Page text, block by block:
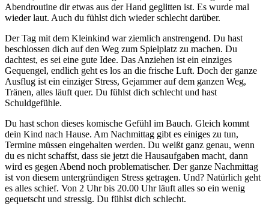
Abendroutine dir etwas aus der Hand geglitten ist. Es wurde mal
wieder laut. Auch du fühlst dich wieder schlecht darüber.
Der Tag mit dem Kleinkind war ziemlich anstrengend. Du hast
beschlossen dich auf den Weg zum Spielplatz zu machen. Du
dachtest, es sei eine gute Idee. Das Anziehen ist ein einziges
Gequengel, endlich geht es los an die frische Luft. Doch der ganze
Ausflug ist ein einziger Stress, Gejammer auf dem ganzen Weg,
Tränen, alles läuft quer. Du fühlst dich schlecht und hast
Schuldgefühle.
Du hast schon dieses komische Gefühl im Bauch. Gleich kommt
dein Kind nach Hause. Am Nachmittag gibt es einiges zu tun,
Termine müssen eingehalten werden. Du weißt ganz genau, wenn
du es nicht schaffst, dass sie jetzt die Hausaufgaben macht, dann
wird es gegen Abend noch problematischer. Der ganze Nachmittag
ist von diesem untergründigen Stress getragen. Und? Natürlich geht
es alles schief. Von 2 Uhr bis 20.00 Uhr läuft alles so ein wenig
gequetscht und stressig. Du fühlst dich schlecht.